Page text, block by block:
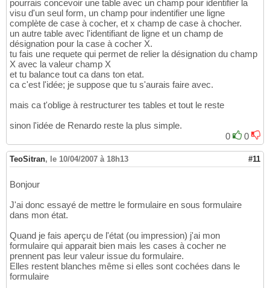
pourrais concevoir une table avec un champ pour identifier la
visu d'un seul form, un champ pour indentifier une ligne
complète de case à cocher, et x champ de case à chocher.
un autre table avec l'identifiant de ligne et un champ de
désignation pour la case à cocher X.
tu fais une requete qui permet de relier la désignation du champ
X avec la valeur champ X
et tu balance tout ca dans ton etat.
ca c'est l'idée; je suppose que tu s'aurais faire avec.
mais ca t'oblige à restructurer tes tables et tout le reste
sinon l'idée de Renardo reste la plus simple.
0
0
TeoSitran, le 10/04/2007 à 18h13 #11
Bonjour
J'ai donc essayé de mettre le formulaire en sous formulaire
dans mon état.
Quand je fais aperçu de l'état (ou impression) j'ai mon
formulaire qui apparait bien mais les cases à cocher ne
prennent pas leur valeur issue du formulaire.
Elles restent blanches même si elles sont cochées dans le
formulaire